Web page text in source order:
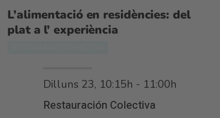
L’alimentació en residències: del
plat a l’ experiència
Dilluns 23, 10:15h - 11:00h
Restauración Colectiva